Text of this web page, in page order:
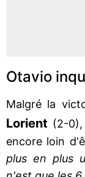
Otavio
Malgré la
Lorient (2-
encore loin
plus en plus